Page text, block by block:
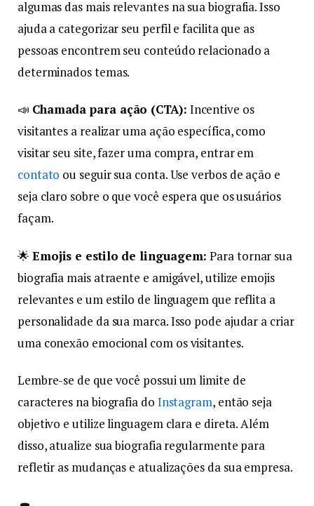
algumas das mais relevantes na sua biografia. Isso
ajuda a categorizar seu perfil e facilita que as
pessoas encontrem seu conteúdo relacionado a
determinados temas.
📣 Chamada para ação (CTA): Incentive os
visitantes a realizar uma ação específica, como
visitar seu site, fazer uma compra, entrar em
contato ou seguir sua conta. Use verbos de ação e
seja claro sobre o que você espera que os usuários
façam.
🌟 Emojis e estilo de linguagem: Para tornar sua
biografia mais atraente e amigável, utilize emojis
relevantes e um estilo de linguagem que reflita a
personalidade da sua marca. Isso pode ajudar a criar
uma conexão emocional com os visitantes.
Lembre-se de que você possui um limite de
caracteres na biografia do Instagram, então seja
objetivo e utilize linguagem clara e direta. Além
disso, atualize sua biografia regularmente para
refletir as mudanças e atualizações da sua empresa.